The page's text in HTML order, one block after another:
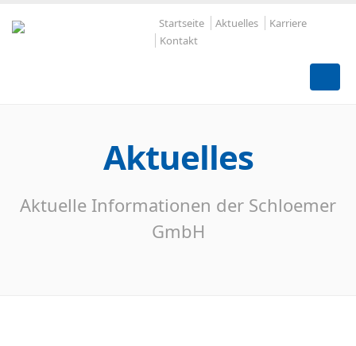
Startseite Aktuelles
Karriere
Kontakt
Aktuelles
Aktuelle Informationen der Schloemer
GmbH